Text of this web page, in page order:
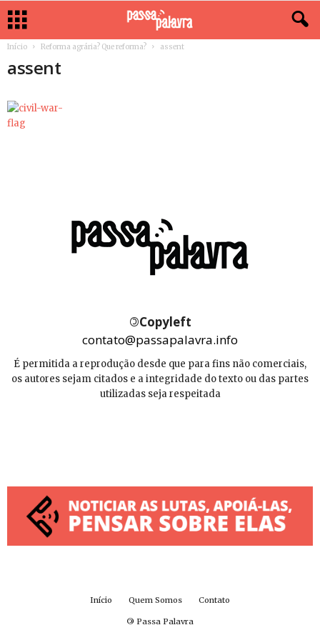
Início Reforma agrária? Que reforma? assent
assent
©Copyleft
contato@passapalavra.info
É permitida a reprodução desde que para fins não comerciais,
os autores sejam citados e a integridade do texto ou das partes
utilizadas seja respeitada
Início Quem Somos Contato
© Passa Palavra